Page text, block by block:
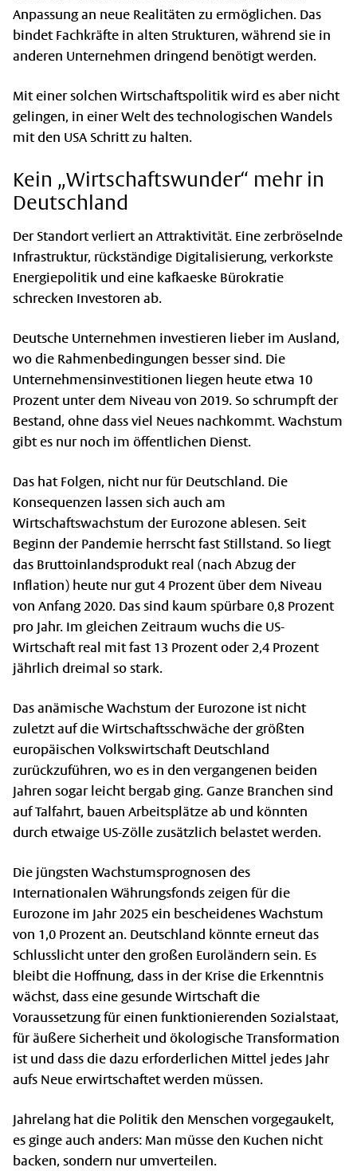
Anpassung an neue Realitäten zu ermöglichen. Das
bindet Fachkräfte in alten Strukturen, während sie in
anderen Unternehmen dringend benötigt werden.
Mit einer solchen Wirtschaftspolitik wird es aber nicht
gelingen, in einer Welt des technologischen Wandels
mit den USA Schritt zu halten.
Kein „Wirtschaftswunder“ mehr in
Deutschland
Der Standort verliert an Attraktivität. Eine zerbröselnde
Infrastruktur, rückständige Digitalisierung, verkorkste
Energiepolitik und eine kafkaeske Bürokratie
schrecken Investoren ab.
Deutsche Unternehmen investieren lieber im Ausland,
wo die Rahmenbedingungen besser sind. Die
Unternehmensinvestitionen liegen heute etwa 10
Prozent unter dem Niveau von 2019. So schrumpft der
Bestand, ohne dass viel Neues nachkommt. Wachstum
gibt es nur noch im öffentlichen Dienst.
Das hat Folgen, nicht nur für Deutschland. Die
Konsequenzen lassen sich auch am
Wirtschaftswachstum der Eurozone ablesen. Seit
Beginn der Pandemie herrscht fast Stillstand. So liegt
das Bruttoinlandsprodukt real (nach Abzug der
Inflation) heute nur gut 4 Prozent über dem Niveau
von Anfang 2020. Das sind kaum spürbare 0,8 Prozent
pro Jahr. Im gleichen Zeitraum wuchs die US-
Wirtschaft real mit fast 13 Prozent oder 2,4 Prozent
jährlich dreimal so stark.
Das anämische Wachstum der Eurozone ist nicht
zuletzt auf die Wirtschaftsschwäche der größten
europäischen Volkswirtschaft Deutschland
zurückzuführen, wo es in den vergangenen beiden
Jahren sogar leicht bergab ging. Ganze Branchen sind
auf Talfahrt, bauen Arbeitsplätze ab und könnten
durch etwaige US-Zölle zusätzlich belastet werden.
Die jüngsten Wachstumsprognosen des
Internationalen Währungsfonds zeigen für die
Eurozone im Jahr 2025 ein bescheidenes Wachstum
von 1,0 Prozent an. Deutschland könnte erneut das
Schlusslicht unter den großen Euroländern sein. Es
bleibt die Hoffnung, dass in der Krise die Erkenntnis
wächst, dass eine gesunde Wirtschaft die
Voraussetzung für einen funktionierenden Sozialstaat,
für äußere Sicherheit und ökologische Transformation
ist und dass die dazu erforderlichen Mittel jedes Jahr
aufs Neue erwirtschaftet werden müssen.
Jahrelang hat die Politik den Menschen vorgegaukelt,
es ginge auch anders: Man müsse den Kuchen nicht
backen, sondern nur umverteilen.